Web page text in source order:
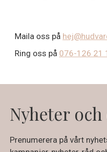
Maila oss på
Ring oss på 076-126 21
Nyheter
Prenumerera på vårt